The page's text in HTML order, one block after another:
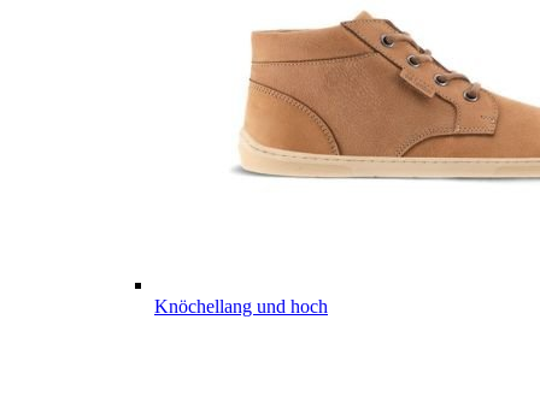
Knöchellang und hoch